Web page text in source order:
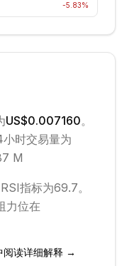
-5.83%
US$0.007160。
时交易量为
M
RSI指标为69.7。
力位在
阅读详细解释 →